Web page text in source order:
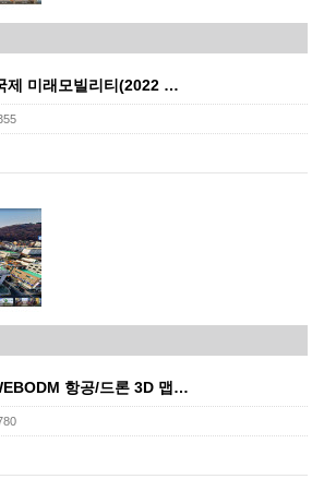
제 미래모빌리티(2022 …
항공/드론 3D 맵…